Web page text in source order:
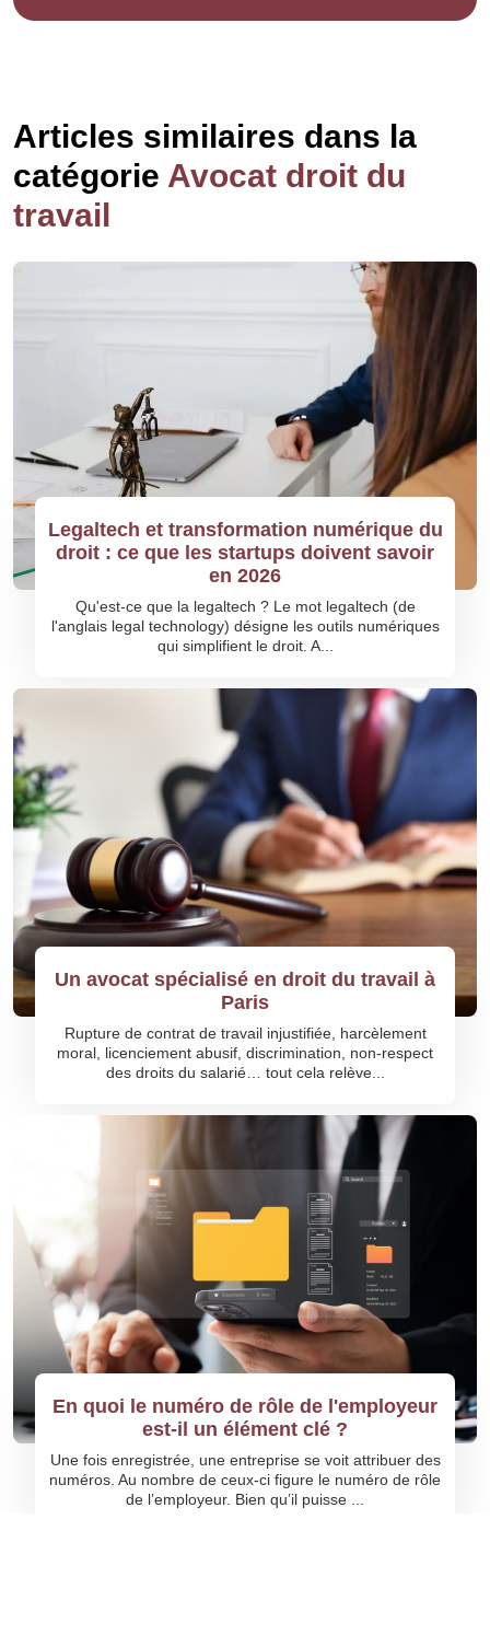
Articles similaires dans la
catégorie Avocat droit du
travail
Legaltech et transformation numérique du
droit : ce que les startups doivent savoir
en 2026
Qu'est-ce que la legaltech ? Le mot legaltech (de
l'anglais legal technology) désigne les outils numériques
qui simplifient le droit. A...
Un avocat spécialisé en droit du travail à
Paris
Rupture de contrat de travail injustifiée, harcèlement
moral, licenciement abusif, discrimination, non-respect
des droits du salarié… tout cela relève...
En quoi le numéro de rôle de l'employeur
est-il un élément clé ?
Une fois enregistrée, une entreprise se voit attribuer des
numéros. Au nombre de ceux-ci figure le numéro de rôle
de l’employeur. Bien qu’il puisse ...